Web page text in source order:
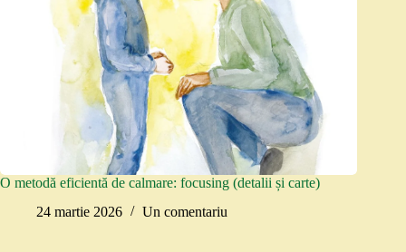
O metodă eficientă de calmare: focusing (detalii și carte)
24 martie 2026
Un comentariu